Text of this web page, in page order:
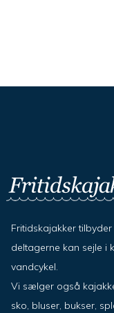
Fritidskajakker
deltagerne kan sejle i
vandcykel.
Vi sælger også
sko, bluser, bukser,